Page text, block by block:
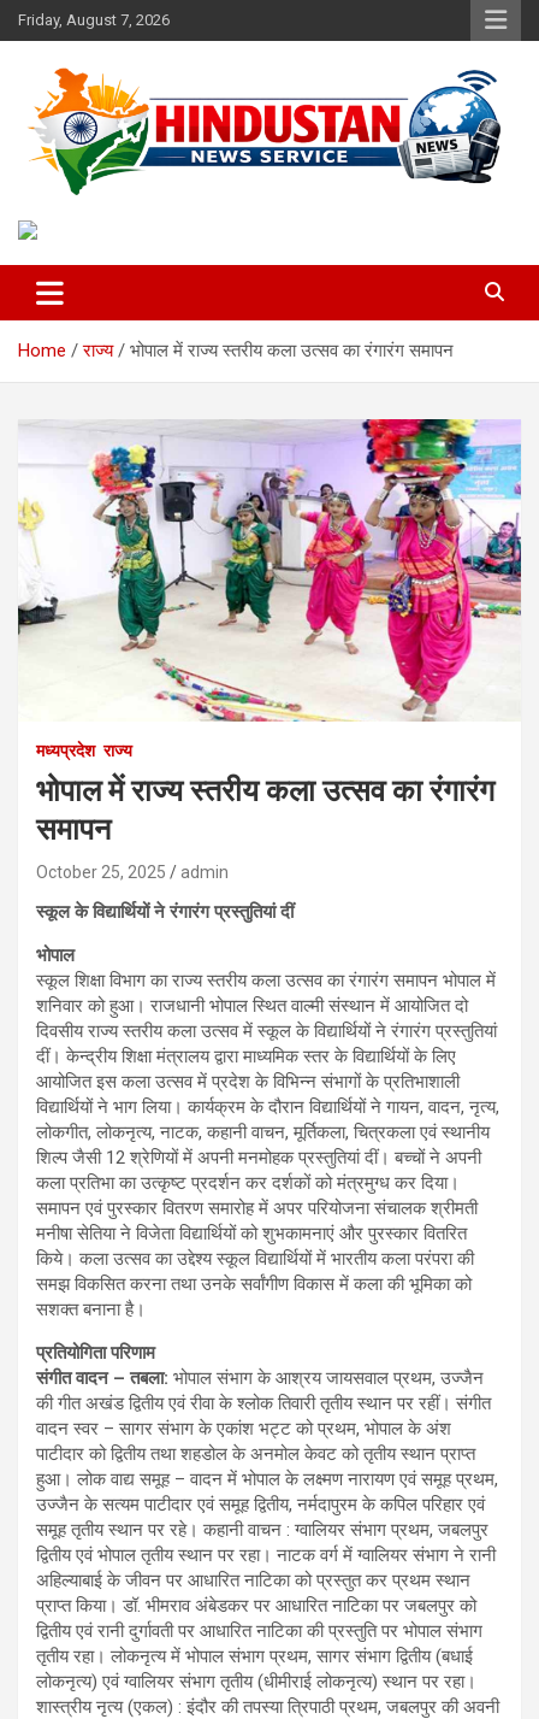
Skip
to
Friday, August 7, 2026
Hindustan News Service
Home राज्य भोपाल में राज्य स्तरीय कला उत्सव का रंगारंग समापन
मध्यप्रदेश राज्य
भोपाल में राज्य स्तरीय कला उत्सव का रंगारंग
समापन
October 25, 2025 admin
स्कूल के विद्यार्थियों ने रंगारंग प्रस्तुतियां दीं
भोपाल
स्कूल शिक्षा विभाग का राज्य स्तरीय कला उत्सव का रंगारंग समापन भोपाल में
शनिवार को हुआ। राजधानी भोपाल स्थित वाल्मी संस्थान में आयोजित दो
दिवसीय राज्य स्तरीय कला उत्सव में स्कूल के विद्यार्थियों ने रंगारंग प्रस्तुतियां
दीं। केन्द्रीय शिक्षा मंत्रालय द्वारा माध्यमिक स्तर के विद्यार्थियों के लिए
आयोजित इस कला उत्सव में प्रदेश के विभिन्न संभागों के प्रतिभाशाली
विद्यार्थियों ने भाग लिया। कार्यक्रम के दौरान विद्यार्थियों ने गायन, वादन, नृत्य,
लोकगीत, लोकनृत्य, नाटक, कहानी वाचन, मूर्तिकला, चित्रकला एवं स्थानीय
शिल्प जैसी 12 श्रेणियों में अपनी मनमोहक प्रस्तुतियां दीं। बच्चों ने अपनी
कला प्रतिभा का उत्कृष्ट प्रदर्शन कर दर्शकों को मंत्रमुग्ध कर दिया।
समापन एवं पुरस्कार वितरण समारोह में अपर परियोजना संचालक श्रीमती
मनीषा सेतिया ने विजेता विद्यार्थियों को शुभकामनाएं और पुरस्कार वितरित
किये। कला उत्सव का उद्देश्य स्कूल विद्यार्थियों में भारतीय कला परंपरा की
समझ विकसित करना तथा उनके सर्वांगीण विकास में कला की भूमिका को
सशक्त बनाना है।
प्रतियोगिता परिणाम
संगीत वादन – तबला: भोपाल संभाग के आश्रय जायसवाल प्रथम, उज्जैन
की गीत अखंड द्वितीय एवं रीवा के श्लोक तिवारी तृतीय स्थान पर रहीं। संगीत
वादन स्वर – सागर संभाग के एकांश भट्ट को प्रथम, भोपाल के अंश
पाटीदार को द्वितीय तथा शहडोल के अनमोल केवट को तृतीय स्थान प्राप्त
हुआ। लोक वाद्य समूह – वादन में भोपाल के लक्ष्मण नारायण एवं समूह प्रथम,
उज्जैन के सत्यम पाटीदार एवं समूह द्वितीय, नर्मदापुरम के कपिल परिहार एवं
समूह तृतीय स्थान पर रहे। कहानी वाचन : ग्वालियर संभाग प्रथम, जबलपुर
द्वितीय एवं भोपाल तृतीय स्थान पर रहा। नाटक वर्ग में ग्वालियर संभाग ने रानी
अहिल्याबाई के जीवन पर आधारित नाटिका को प्रस्तुत कर प्रथम स्थान
प्राप्त किया। डॉ. भीमराव अंबेडकर पर आधारित नाटिका पर जबलपुर को
द्वितीय एवं रानी दुर्गावती पर आधारित नाटिका की प्रस्तुति पर भोपाल संभाग
तृतीय रहा। लोकनृत्य में भोपाल संभाग प्रथम, सागर संभाग द्वितीय (बधाई
लोकनृत्य) एवं ग्वालियर संभाग तृतीय (धीमीराई लोकनृत्य) स्थान पर रहा।
शास्त्रीय नृत्य (एकल) : इंदौर की तपस्या त्रिपाठी प्रथम, जबलपुर की अवनी